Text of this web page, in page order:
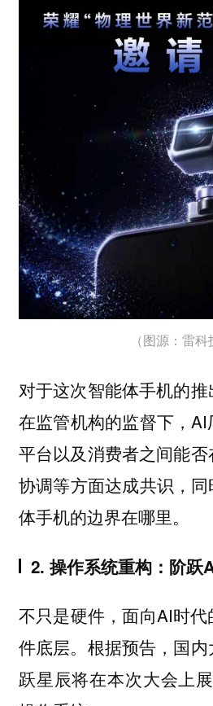
（图源：雷科
对于这次智能体手机的
在监管机构的监督下，
平台以及消费者之间能
协调等方面达成共识，
体手机的边界在哪里。
2. 操作系统重构：阶跃
不只是硬件，面向AI时
件底层。根据预告，国
跃星辰将在本次大会上